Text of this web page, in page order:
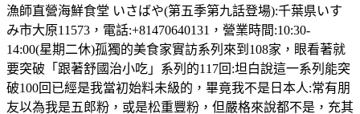
漁師直營海鮮食堂 いさばや(第五季第九話登場):千葉県いす
み市大原11573，電話:+81470640131，營業時間:10:30-
14:00(星期二休)孤獨的美食家實訪系列來到108家，眼看著就
要突破「跟著舒國治小吃」系列的117回:坦白說這一系列能突
破100回已經是我當初始料未級的，畢竟我不是日本人:常有朋
友以為我是五郎粉，或是松重豐粉，但嚴格來說都不是，充其